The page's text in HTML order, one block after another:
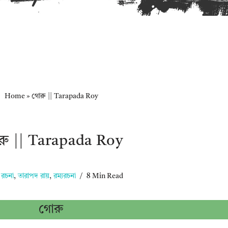
Home» গোরু || Tarapada Roy
|| Tarapada Roy
,তারাপদ রায়,রম্যরচনা 8 Min Read
গোরু